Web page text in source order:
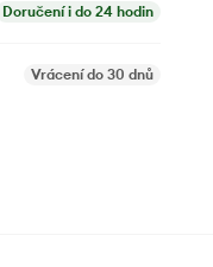
Doručení i do 24 hodin
Vrácení do 30 dnů